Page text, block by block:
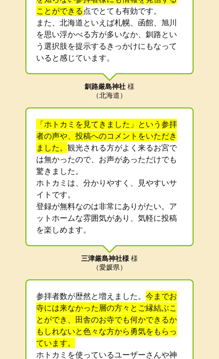
ことができる点でとても有効です。
また、北海道といえば札幌、函館、旭川
を思い浮かべる方が多いなか、釧路とい
う選択肢を提示するきっかけにもなって
いると感じています。
釧路厳島神社 様
（北海道）
「ホトカミを見てきました」という参拝
者の声や、投稿へのコメントをいただき
ました。 観光される方がよく来るお宮で
は無かったので、お声があっただけでも
驚きました。
ホトカミは、分かりやすく、見やすいサ
イトです。
登録が無料なのは非常にありがたい。ア
ットホームな雰囲気があり、気軽に投稿
を楽しめます。
三津厳島神社様 様
（愛媛県）
参拝者数が歴然と増えました。 今までお
寺には来なかった層の方々とご縁結ぶこ
とができ、田舎のお寺でも何かできるか
もしれないと色々な方から勇気をもらっ
ています。
ホトカミを使っているユーザーさんや神